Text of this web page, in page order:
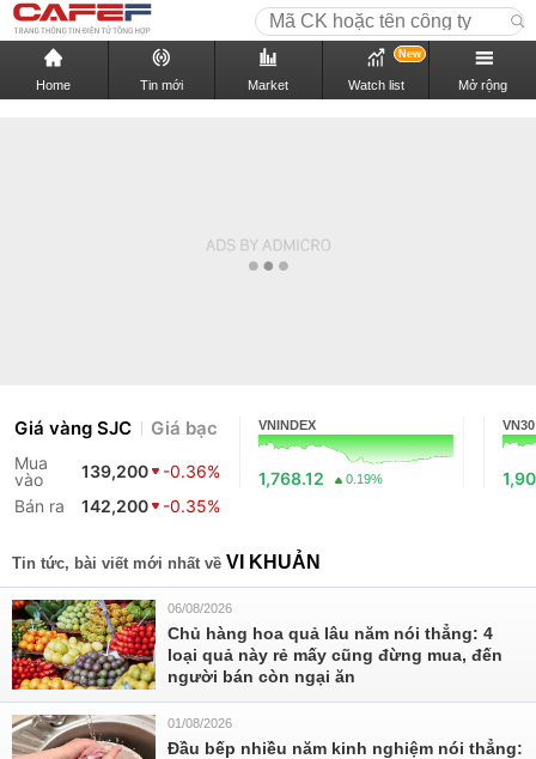
Home Tin mới Market Watch list
New
Mở rộng
Giá vàng SJC Giá bạc
Mua
vào
139,200
-0.36%
Bán ra
142,200 -0.35%
VNINDEX
1,768.12 0.19%
VN30
Tin tức, bài viết mới nhất về VI KHUẢN
06/08/2026
Chủ hàng hoa quả lâu năm nói thẳng: 4
loại quả này rẻ mấy cũng đừng mua, đến
người bán còn ngại ăn
01/08/2026
Đầu bếp nhiều năm kinh nghiệm nói thẳng: